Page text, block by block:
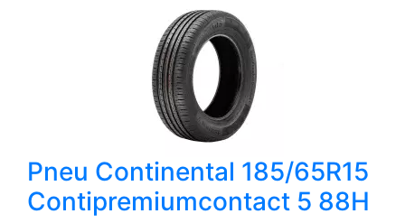
Pneu Continental 185/65R15
Contipremiumcontact 5 88H